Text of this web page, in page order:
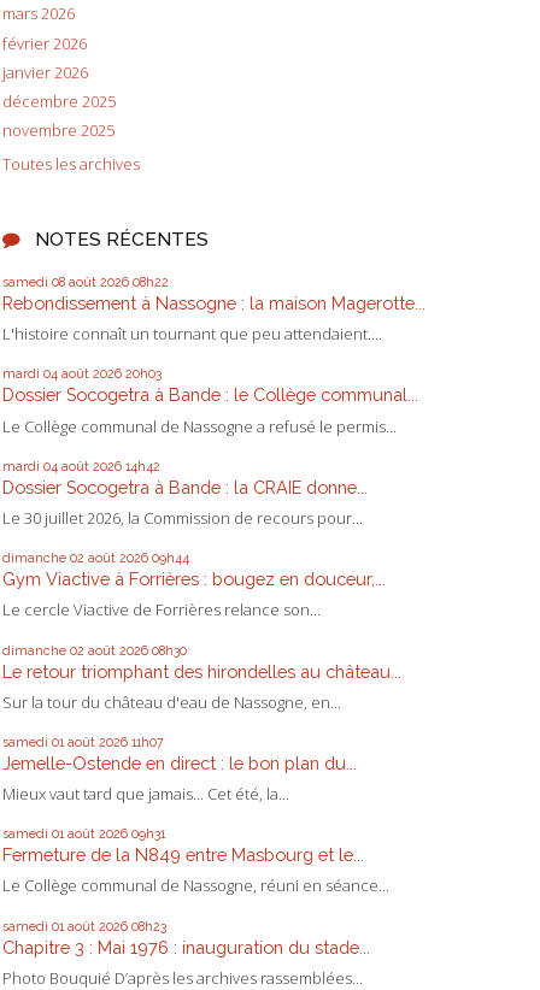
mars 2026
février 2026
janvier 2026
décembre 2025
novembre 2025
Toutes les archives
NOTES RÉCENTES
samedi 08 août 2026 08h22
Rebondissement à Nassogne : la maison Magerotte...
L'histoire connaît un tournant que peu attendaient....
mardi 04 août 2026 20h03
Dossier Socogetra à Bande : le Collège communal...
Le Collège communal de Nassogne a refusé le permis...
mardi 04 août 2026 14h42
Dossier Socogetra à Bande : la CRAIE donne...
Le 30 juillet 2026, la Commission de recours pour...
dimanche 02 août 2026 09h44
Gym Viactive à Forrières : bougez en douceur,...
Le cercle Viactive de Forrières relance son...
dimanche 02 août 2026 08h30
Le retour triomphant des hirondelles au château...
Sur la tour du château d'eau de Nassogne, en...
samedi 01 août 2026 11h07
Jemelle-Ostende en direct : le bon plan du...
Mieux vaut tard que jamais... Cet été, la...
samedi 01 août 2026 09h31
Fermeture de la N849 entre Masbourg et le...
Le Collège communal de Nassogne, réuni en séance...
samedi 01 août 2026 08h23
Chapitre 3 : Mai 1976 : inauguration du stade...
Photo Bouquié D’après les archives rassemblées...